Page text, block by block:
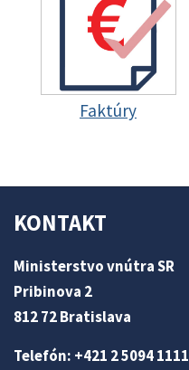
Faktúry
KONTAKT
Ministerstvo vnútra SR
Pribinova 2
812 72 Bratislava
Telefón: +421 2 5094 1111